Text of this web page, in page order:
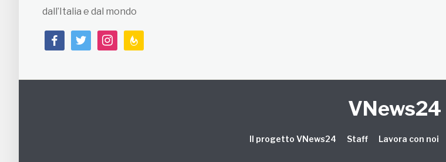
dall’Italia e dal mondo
facebooktwitterinstagramfeedburner
VNews24
Il progetto VNews24 Staff Lavora con noi